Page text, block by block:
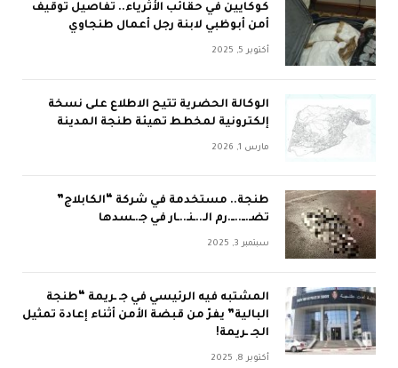
كوكايين في حقائب الأثرياء.. تفاصيل توقيف
أمن أبوظبي لابنة رجل أعمال طنجاوي
أكتوبر 5, 2025
الوكالة الحضرية تتيح الاطلاع على نسخة
إلكترونية لمخطط تهيئة طنجة المدينة
مارس 1, 2026
طنجة.. مستخدمة في شركة “الكابلاج”
تضـ.ــ..ــ.رم الـ..ـنـ..ـار في جـ.ـسدها
سبتمبر 3, 2025
المشتبه فيه الرئيسي في جـ ـريمة “طنجة
البالية” يفرّ من قبضة الأمن أثناء إعادة تمثيل
الجـ ـريمة!
أكتوبر 8, 2025